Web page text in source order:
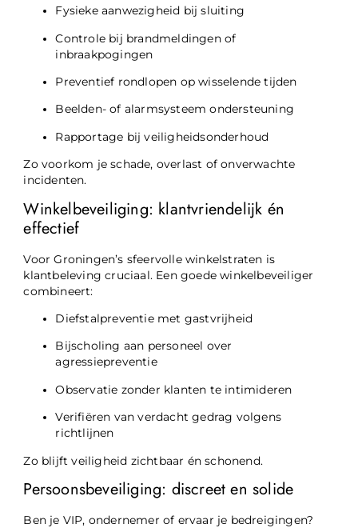
Fysieke aanwezigheid bij sluiting
Controle bij brandmeldingen of
inbraakpogingen
Preventief rondlopen op wisselende tijden
Beelden- of alarmsysteem ondersteuning
Rapportage bij veiligheidsonderhoud
Zo voorkom je schade, overlast of onverwachte
incidenten.
Winkelbeveiliging: klantvriendelijk én
effectief
Voor Groningen’s sfeervolle winkelstraten is
klantbeleving cruciaal. Een goede winkelbeveiliger
combineert:
Diefstalpreventie met gastvrijheid
Bijscholing aan personeel over
agressiepreventie
Observatie zonder klanten te intimideren
Verifiëren van verdacht gedrag volgens
richtlijnen
Zo blijft veiligheid zichtbaar én schonend.
Persoonsbeveiliging: discreet en solide
Ben je VIP, ondernemer of ervaar je bedreigingen?